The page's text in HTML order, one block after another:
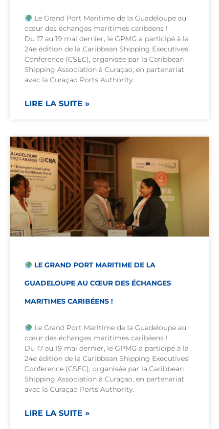
Le Grand Port Maritime de la Guadeloupe au
cœur des échanges maritimes caribéens !
Du 17 au 19 mai dernier, le GPMG a participé à la
24e édition de la Caribbean Shipping Executives’
Conference (CSEC), organisée par la Caribbean
Shipping Association à Curaçao, en partenariat
avec la Curaçao Ports Authority.
LIRE LA SUITE »
LE GRAND PORT MARITIME DE LA
GUADELOUPE AU CŒUR DES ÉCHANGES
MARITIMES CARIBÉENS !
Le Grand Port Maritime de la Guadeloupe au
cœur des échanges maritimes caribéens !
Du 17 au 19 mai dernier, le GPMG a participé à la
24e édition de la Caribbean Shipping Executives’
Conference (CSEC), organisée par la Caribbean
Shipping Association à Curaçao, en partenariat
avec la Curaçao Ports Authority.
LIRE LA SUITE »